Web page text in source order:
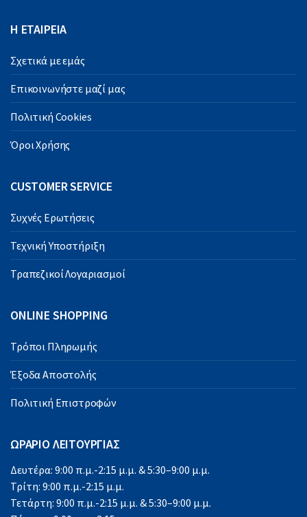
Η ΕΤΑΙΡΕΙΑ
Σχετικά με εμάς
Επικοινωνήστε μαζί μας
Πολιτική Cookies
Όροι Χρήσης
CUSTOMER SERVICE
Συχνές Ερωτήσεις
Τεχνική Υποστήριξη
Τραπεζικοί Λογαριασμοί
ONLINE SHOPPING
Τρόποι Πληρωμής
Έξοδα Αποστολής
Πολιτική Επιστροφών
ΩΡΑΡΙΟ ΛΕΙΤΟΥΡΓΙΑΣ
Δευτέρα: 9:00 π.μ.-2:15 μ.μ. & 5:30–9:00 μ.μ.
Τρίτη: 9:00 π.μ.-2:15 μ.μ.
Τετάρτη: 9:00 π.μ.-2:15 μ.μ. & 5:30–9:00 μ.μ.